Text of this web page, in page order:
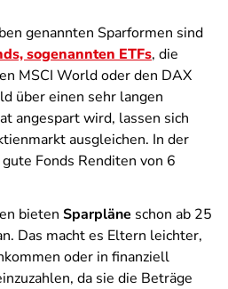
genannten Sparformen sind
sogenannten ETFs, die
MSCI World oder den DAX
über einen sehr langen
angespart wird, lassen sich
ausgleichen. In der
Fonds Renditen von 6
bieten Sparpläne schon ab 25
Das macht es Eltern leichter,
oder in finanziell
da sie die Beträge